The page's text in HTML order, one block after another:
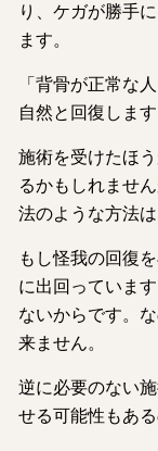
り、ケガが勝手
ます。
「背骨が正常な
自然と回復します
施術を受けたほ
るかもしれませ
法のような方法は
もし怪我の回復
に出回っていま
ないからです。
来ません。
逆に必要のない
せる可能性もあ